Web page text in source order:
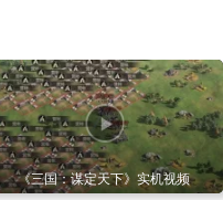
《三国：谋定天下》实机视频